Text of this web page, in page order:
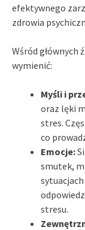
efektywnego
zdrowia
Wśród głównych
wymienić:
Myśli i
oraz lęki
stres.
co
Emocje:
smutek,
stresu.